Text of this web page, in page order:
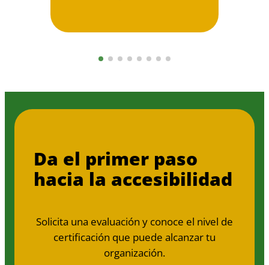
Da el primer paso
hacia la accesibilidad
Solicita una evaluación y conoce el nivel de
certificación que puede alcanzar tu
organización.